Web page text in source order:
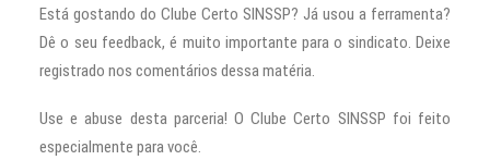
Está gostando do Clube Certo SINSSP? Já usou a ferramenta?
Dê o seu feedback, é muito importante para o sindicato. Deixe
registrado nos comentários dessa matéria.
Use e abuse desta parceria! O Clube Certo SINSSP foi feito
especialmente para você.